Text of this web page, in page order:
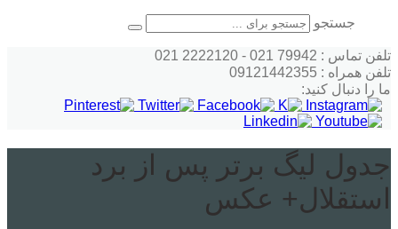
جستجو
تلفن تماس : 79942 021 - 2222120 021
تلفن همراه : 09121442355
ما را دنبال کنید:
جدول لیگ برتر پس از برد
استقلال+ عکس